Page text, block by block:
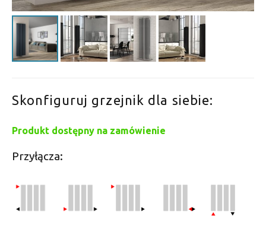
Skonfiguruj grzejnik dla siebie:
Produkt dostępny na zamówienie
Przyłącza: